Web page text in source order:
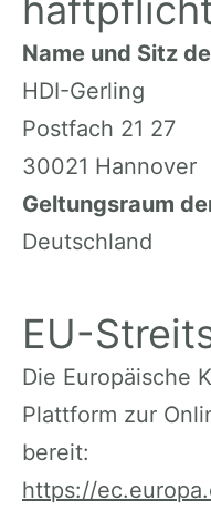
Name und Sitz
HDI-Gerling
Postfach 21 27
30021 Hannover
Geltungsraum
Deutschland
EU-
Die Europäische
Plattform zur
bereit:
https://